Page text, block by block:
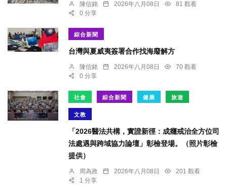
陳信銘 2026年八月08日
81 觀看
0 分享
綜合新聞
台灣與夏威夷簽署合作找海廢解方
陳信銘 2026年八月08日
70 觀看
0 分享
社會 綜合新聞 健康 旅遊
文教
「2026醫法共構，實證新徑：成癮戒治全方位司
法處遇與跨域協力論壇」彰檢登場。（照片彰檢
提供）
周為政 2026年八月08日
201 觀看
1 分享